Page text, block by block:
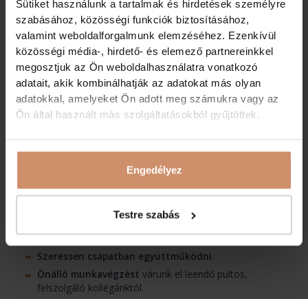
Sütiket használunk a tartalmak és hirdetések személyre
szabásához, közösségi funkciók biztosításához,
valamint weboldalforgalmunk elemzéséhez. Ezenkívül
közösségi média-, hirdető- és elemező partnereinkkel
megosztjuk az Ön weboldalhasználatra vonatkozó
adatait, akik kombinálhatják az adatokat más olyan
adatokkal, amelyeket Ön adott meg számukra vagy az
Ön által használt más szolgáltatásokból gyűjtöttek.
Engedélyez
Testre szabás
Ezekre a feladatokra számíthat:
Vendégek ültetése.
Szállóvendégek, valamint az étterembe érkező külső
vendégek rendelésének felvétele.
Az elkészült italok és ételek felszolgálása.
Számla elkészítése, vendégek fizettetése.
Asztalok terítése, a folyamatos rend és tisztaság
ellenőrzése, fenntartása szervízidőben.
Rendezvények előkészítése és lebonyolítása.
Elvárások a felszolgáló munkatárssal szemben:
, aki hosszú távon
szeretne a vendéglátásban dolgozni.
Szeressen csapatban együttműködni.
Önálló munkavégzést várunk el leendő pultos,
felszolgáló kollégánktól.